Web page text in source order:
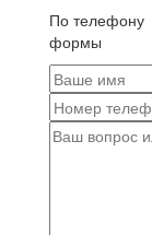
По телефону
формы